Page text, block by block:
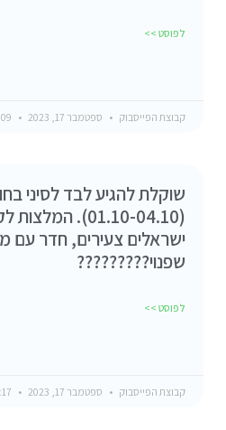
לפוסט >>
קבוצת הפייסבוק ספטמבר 17, 2023
שוקלת להגיע לבד לסיני
(01.10-04.10).
ישראלים צעירים, חדר עם
שפנוי?????????
לפוסט >>
קבוצת הפייסבוק ספטמבר 17, 2023